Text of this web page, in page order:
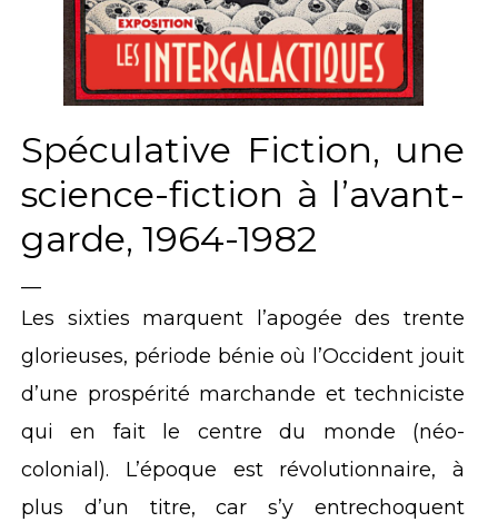
Spéculative Fiction, une
science-fiction à l’avant-
garde, 1964-1982
Les sixties marquent l’apogée des trente
glorieuses, période bénie où l’Occident jouit
d’une prospérité marchande et techniciste
qui en fait le centre du monde (néo-
colonial). L’époque est révolutionnaire, à
plus d’un titre, car s’y entrechoquent